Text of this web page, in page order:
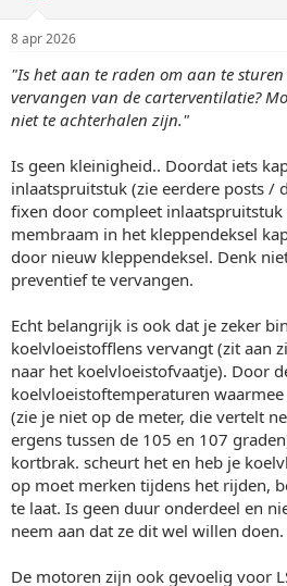
8 apr 2026
"Is het aan te raden om aan te
vervangen van de carterventilatie?
niet te achterhalen zijn."
Is geen kleinigheid.. Doordat iets
inlaatspruitstuk (zie eerdere posts /
fixen door compleet
membraam in het kleppendeksel
door nieuw kleppendeksel. Denk
preventief te vervangen.
Echt belangrijk is ook dat je zeker
koelvloeistofflens vervangt (zit aan
naar het koelvloeistofvaatje). Door
koelvloeistoftemperaturen
(zie je niet op de meter, die vertelt
ergens tussen de 105 en 107
kortbrak. scheurt het en heb je
op moet merken tijdens het rijden,
te laat. Is geen duur onderdeel en
neem aan dat ze dit wel willen doen.
De motoren zijn ook gevoelig voor